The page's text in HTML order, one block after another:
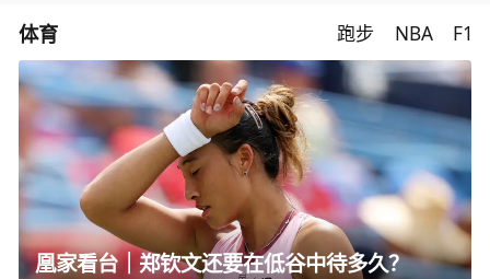
体育 跑步 NBA F1
凰家看台｜郑钦文还要在低谷中待多久？